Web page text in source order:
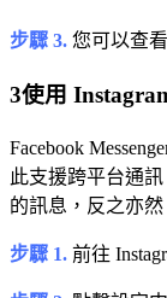
步驟 3. 您可以查
3使用
Facebook
此支援跨平台通訊
的訊息，反之亦然
步驟 1. 前往